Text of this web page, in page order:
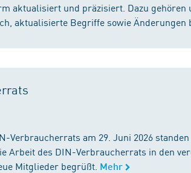
aktualisiert und präzisiert. Dazu gehören
aktualisierte Begriffe sowie Änderungen
Verbraucherrats am 29. Juni 2026
Arbeit des DIN-Verbraucherrats in den
Mitglieder begrüßt. Mehr